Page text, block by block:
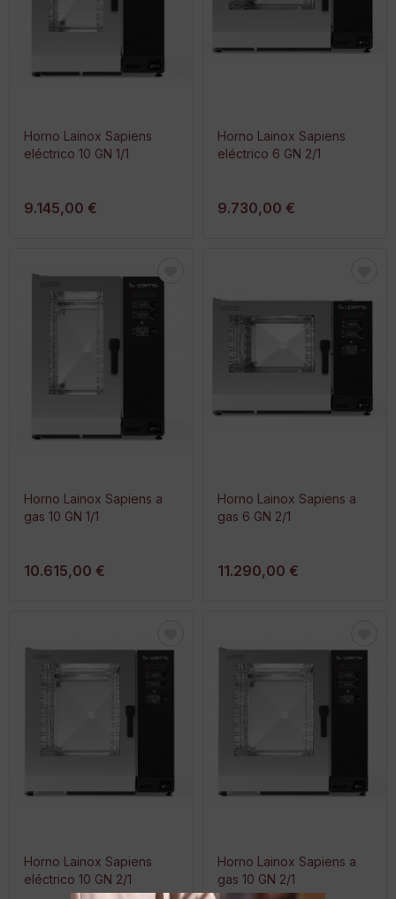
Horno Lainox Sapiens
eléctrico 10 GN 1/1
9.145,00 €
Horno Lainox Sapiens
eléctrico 6 GN 2/1
9.730,00 €
Horno Lainox Sapiens a
gas 10 GN 1/1
10.615,00 €
Horno Lainox Sapiens a
gas 6 GN 2/1
11.290,00 €
Horno Lainox Sapiens
eléctrico 10 GN 2/1
Horno Lainox Sapiens a
gas 10 GN 2/1